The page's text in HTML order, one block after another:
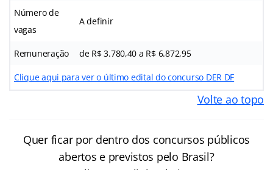
Número de
vagas
A definir
Remuneração de R$ 3.780,40 a R$ 6.872,95
Clique aqui para ver o último edital do concurso DER DF
Volte ao topo
Quer ficar por dentro dos concursos públicos
abertos e previstos pelo Brasil?